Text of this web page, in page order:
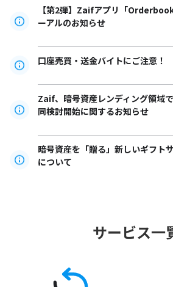
【第2弾】Zaifアプリ「
ーアルのお知らせ
口座売買・送金バイトにご注意！
Zaif、暗号資産レンディング領域
同検討開始に関するお知らせ
暗号資産を「贈る」新しいギフト
について
サービス一